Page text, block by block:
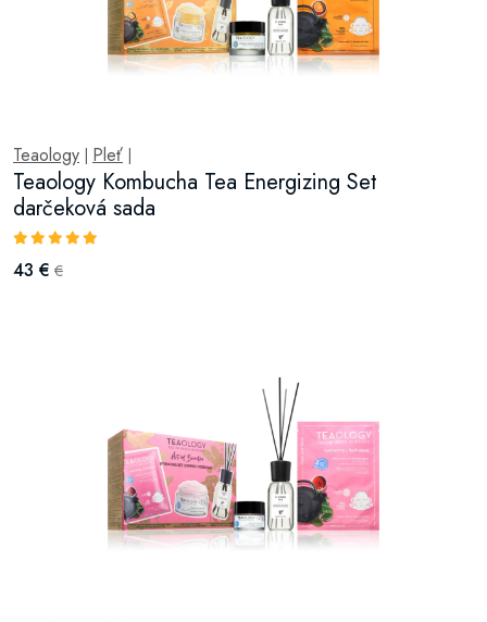
Teaology Pleť
Teaology Kombucha Tea Energizing Set
darčeková sada
43 € €